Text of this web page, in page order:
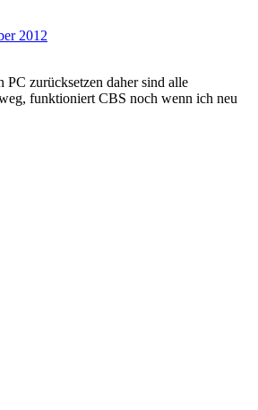
2012
PC zurücksetzen daher sind alle
funktioniert CBS noch wenn ich neu